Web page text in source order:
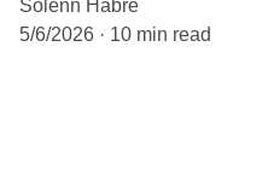
Solenn Habre
5/6/2026
10 min read